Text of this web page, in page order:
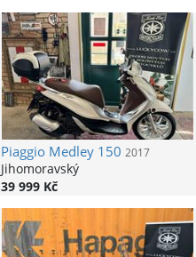
PiaggioMedley 150 2017
Jihomoravský
39 999 Kč